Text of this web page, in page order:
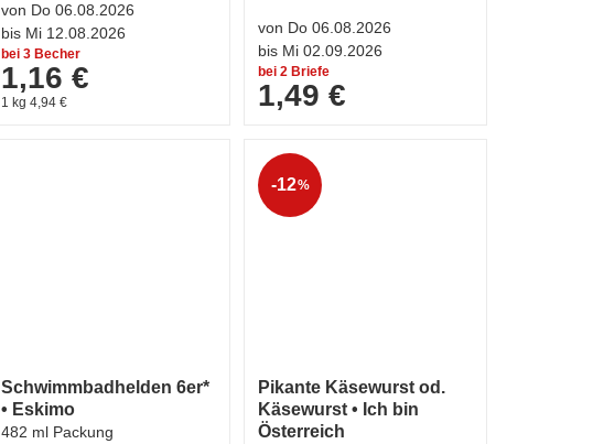
von Do 06.08.2026
bis Mi 12.08.2026
bei 3 Becher
1,16 €
1 kg 4,94 €
von Do 06.08.2026
bis Mi 02.09.2026
bei 2 Briefe
1,49 €
Schwimmbadhelden 6er*
• Eskimo
482 ml Packung
-12%
Pikante Käsewurst od.
Käsewurst • Ich bin
Österreich